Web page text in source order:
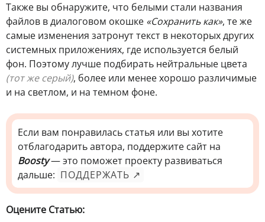
Также вы обнаружите, что белыми стали названия
файлов в диалоговом окошке «Сохранить как», те же
самые изменения затронут текст в некоторых других
системных приложениях, где используется белый
фон. Поэтому лучше подбирать нейтральные цвета
(тот же серый), более или менее хорошо различимые
и на светлом, и на темном фоне.
Если вам понравилась статья или вы хотите
отблагодарить автора, поддержите сайт на
Boosty— это поможет проекту развиваться
дальше: ПОДДЕРЖАТЬ ↗
Оцените Статью: